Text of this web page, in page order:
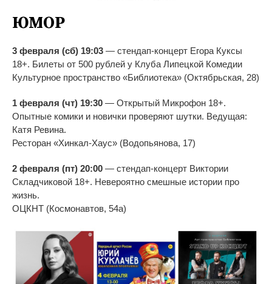
ЮМОР
3 февраля (сб) 19:03 — стендап-концерт Егора Куксы
18+. Билеты от 500 рублей у Клуба Липецкой Комедии
Культурное пространство «Библиотека» (Октябрьская, 28)
1 февраля (чт) 19:30 — Открытый Микрофон 18+.
Опытные комики и новички проверяют шутки. Ведущая:
Катя Ревина.
Ресторан «Хинкал-Хаус» (Водопьянова, 17)
2 февраля (пт) 20:00 — стендап-концерт Виктории
Складчиковой 18+. Невероятно смешные истории про
жизнь.
ОЦКНТ (Космонавтов, 54а)